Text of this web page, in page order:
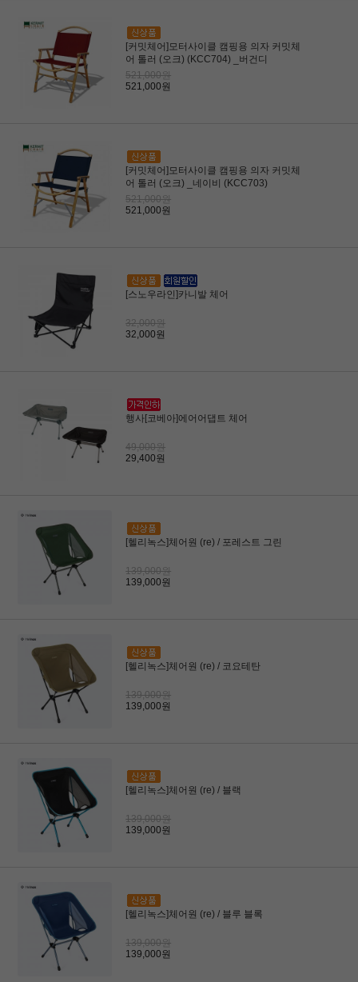
[커밋체어]모터사이클 캠핑용 의자 커밋체
어 톨러 (오크) (KCC704) _버건디
521,000원
521,000원
[커밋체어]모터사이클 캠핑용 의자 커밋체
어 톨러 (오크) _네이비 (KCC703)
521,000원
521,000원
[스노우라인]카니발 체어
32,000원
32,000원
행사[코베아]에어어댑트 체어
49,000원
29,400원
[헬리녹스]체어원 (re) / 포레스트 그린
139,000원
139,000원
[헬리녹스]체어원 (re) / 코요테탄
139,000원
139,000원
[헬리녹스]체어원 (re) / 블랙
139,000원
139,000원
[헬리녹스]체어원 (re) / 블루 블록
139,000원
139,000원